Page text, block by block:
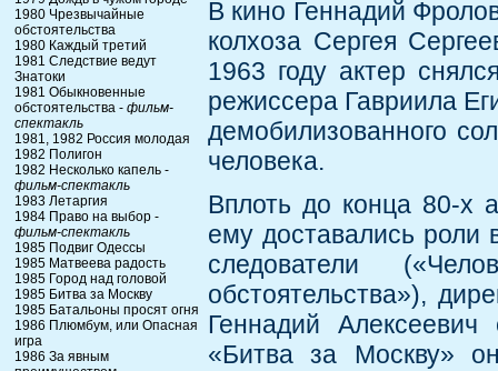
1980 Чрезвычайные
обстоятельства
1980 Каждый третий
1981 Следствие ведут
Знатоки
1981 Обыкновенные
обстоятельства - фильм-
спектакль
1981, 1982 Россия молодая
1982 Полигон
1982 Несколько капель -
фильм-спектакль
1983 Летаргия
1984 Право на выбор -
фильм-спектакль
1985 Подвиг Одессы
1985 Матвеева радость
1985 Город над головой
1985 Битва за Москву
1985 Батальоны просят огня
1986 Плюмбум, или Опасная
игра
1986 За явным
В кино Геннадий
колхоза Сергея
1963 году актер
режиссера Гавриила
демобилизованного
человека.
Вплоть до конца 80-х
ему доставались роли
следователи
обстоятельства»),
Геннадий
«Битва за Москву»